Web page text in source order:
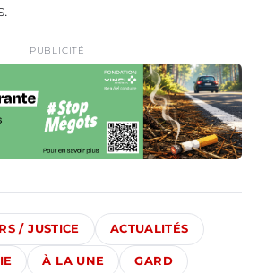
PUBLICITÉ
/ JUSTICE ACTUALITÉS
À LA UNE GARD